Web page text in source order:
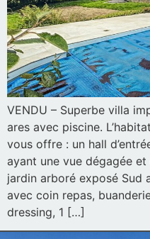
VENDU – Superbe villa
ares avec piscine.
vous offre : un hall
ayant une vue dégagée
jardin arboré exposé Sud
avec coin repas,
dressing, 1 […]